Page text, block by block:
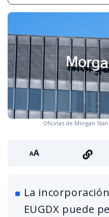
Oficinas de Morgan
La
EUGDX puede